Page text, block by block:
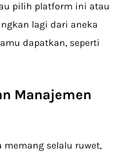
pilih platform ini atau
lagi dari aneka
dapatkan, seperti
Manajemen
memang selalu ruwet,